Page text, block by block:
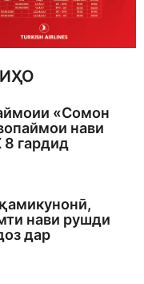
«Сомон
нави
8 гардид
нави рушди
дар